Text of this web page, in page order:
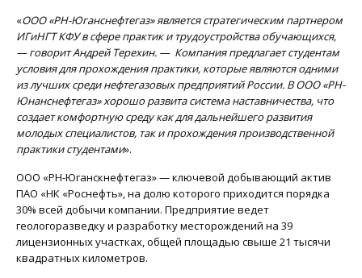
«ООО «РН-Юганснефтегаз» является стратегическим партнером
ИГиНГТ КФУ в сфере практик и трудоустройства обучающихся,
— говорит Андрей Терехин. — Компания предлагает студентам
условия для прохождения практики, которые являются одними
из лучших среди нефтегазовых предприятий России. В ООО «РН-
Юнанснефтегаз» хорошо развита система наставничества, что
создает комфортную среду как для дальнейшего развития
молодых специалистов, так и прохождения производственной
практики студентами».
ООО «РН-Юганскнефтегаз» — ключевой добывающий актив
ПАО «НК «Роснефть», на долю которого приходится порядка
30% всей добычи компании. Предприятие ведет
геологоразведку и разработку месторождений на 39
лицензионных участках, общей площадью свыше 21 тысячи
квадратных километров.